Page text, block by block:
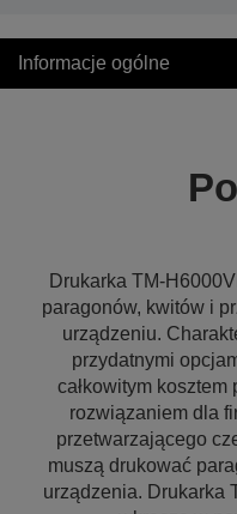
Informacje ogólne
Drukarka TM-
paragonów, kwitów i
urządzeniu.
przydatnymi
całkowitym kosztem
rozwiązaniem dla
przetwarzającego
muszą drukować
urządzenia. Drukarka